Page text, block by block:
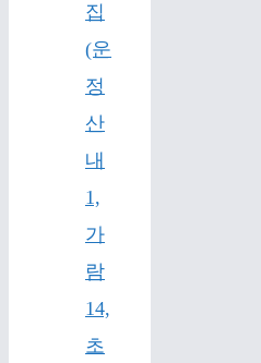
집
(운
정
산
내
1,
가
람
14,
초